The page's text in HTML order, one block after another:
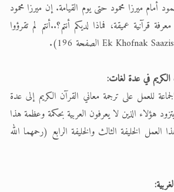
أمام ميرزا محمود حتى يوم القيامة. إن ميرزا محمود
قرآنية عميقة، فماذا لديكم أنتم؟..أنتم لم تقرؤوا
الكريم في عدة لغات:
للعمل على ترجمة معاني القرآن الكريم إلى عدة
هؤلاء الذين لا يعرفون العربية بحكمة وعظمة هذا
الخليفة الثالث والخليفة الرابع (رحمهما الله